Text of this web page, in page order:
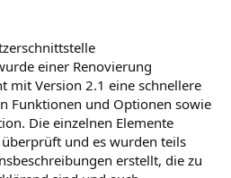
einer Renovierung
mit Version 2.1 eine schnellere
Funktionen und Optionen sowie
Die einzelnen Elemente
und es wurden teils
erstellt, die zu